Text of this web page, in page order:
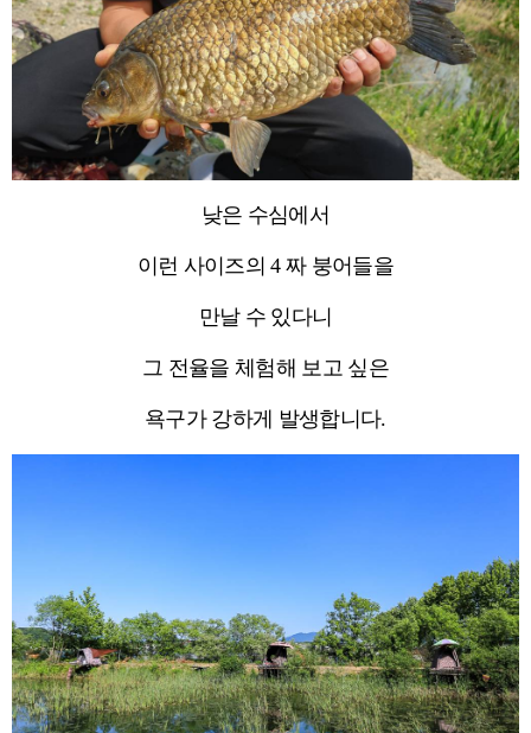
낮은 수심에서
이런 사이즈의 4 짜 붕어들을
만날 수 있다니
그 전율을 체험해 보고 싶은
욕구가 강하게 발생합니다.